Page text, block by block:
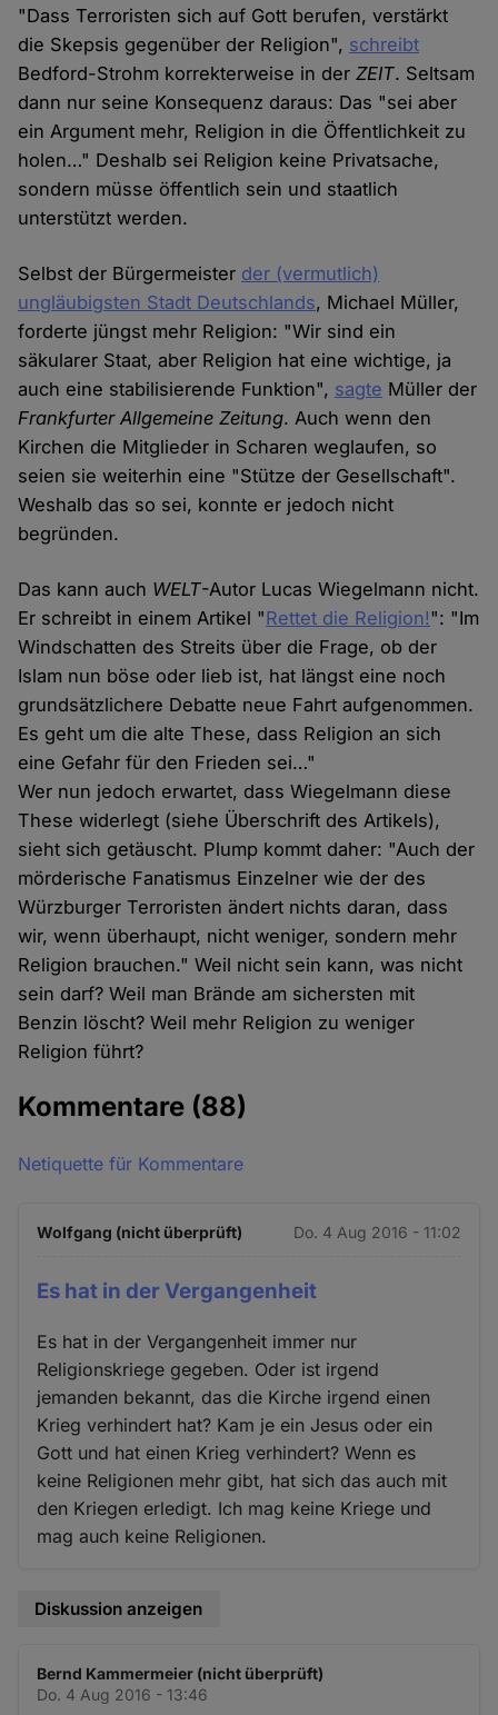
"Dass Terroristen sich auf Gott berufen, verstärkt
die Skepsis gegenüber der Religion", schreibt
Bedford-Strohm korrekterweise in derZEIT. Seltsam
dann nur seine Konsequenz daraus: Das "sei aber
ein Argument mehr, Religion in die Öffentlichkeit zu
holen…" Deshalb sei Religion keine Privatsache,
sondern müsse öffentlich sein und staatlich
unterstützt werden.
Selbst der Bürgermeister der (vermutlich)
ungläubigsten Stadt Deutschlands, Michael Müller,
forderte jüngst mehr Religion: "Wir sind ein
säkularer Staat, aber Religion hat eine wichtige, ja
auch eine stabilisierende Funktion", sagte Müller der
Frankfurter Allgemeine Zeitung. Auch wenn den
Kirchen die Mitglieder in Scharen weglaufen, so
seien sie weiterhin eine "Stütze der Gesellschaft".
Weshalb das so sei, konnte er jedoch nicht
begründen.
Das kann auch WELT-Autor Lucas Wiegelmann nicht.
Er schreibt in einem Artikel "Rettet die Religion!": "Im
Windschatten des Streits über die Frage, ob der
Islam nun böse oder lieb ist, hat längst eine noch
grundsätzlichere Debatte neue Fahrt aufgenommen.
Es geht um die alte These, dass Religion an sich
eine Gefahr für den Frieden sei…"
Wer nun jedoch erwartet, dass Wiegelmann diese
These widerlegt (siehe Überschrift des Artikels),
sieht sich getäuscht. Plump kommt daher: "Auch der
mörderische Fanatismus Einzelner wie der des
Würzburger Terroristen ändert nichts daran, dass
wir, wenn überhaupt, nicht weniger, sondern mehr
Religion brauchen." Weil nicht sein kann, was nicht
sein darf? Weil man Brände am sichersten mit
Benzin löscht? Weil mehr Religion zu weniger
Religion führt?
Kommentare (88)
Netiquette für Kommentare
Wolfgang (nicht überprüft) Do. 4 Aug 2016 - 11:02
Es hat in der Vergangenheit
Es hat in der Vergangenheit immer nur
Religionskriege gegeben. Oder ist irgend
jemanden bekannt, das die Kirche irgend einen
Krieg verhindert hat? Kam je ein Jesus oder ein
Gott und hat einen Krieg verhindert? Wenn es
keine Religionen mehr gibt, hat sich das auch mit
den Kriegen erledigt. Ich mag keine Kriege und
mag auch keine Religionen.
Diskussion anzeigen
Bernd Kammermeier (nicht überprüft)
Do. 4 Aug 2016 - 13:46